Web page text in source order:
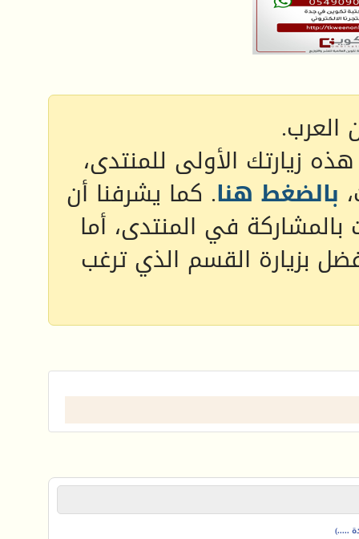
العرب.
زيارتك الأولى للمنتدى،
بالضغط هنا. كما يشرفنا أن
بالمشاركة في المنتدى، أما
بزيارة القسم الذي ترغب
.....)